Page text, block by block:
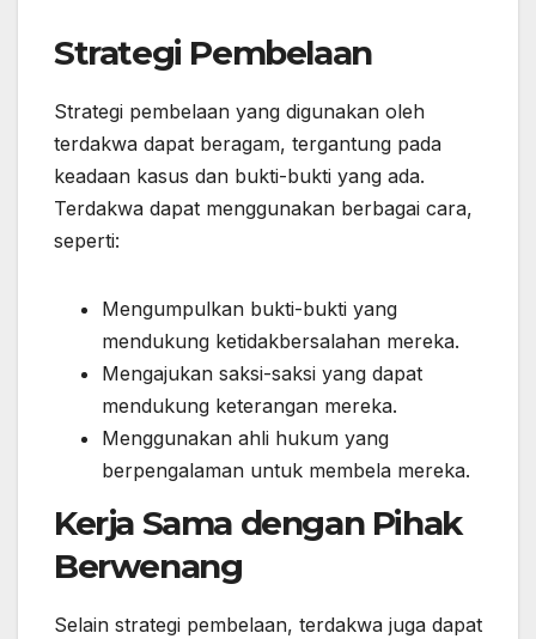
Strategi Pembelaan
Strategi pembelaan yang digunakan oleh
terdakwa dapat beragam, tergantung pada
keadaan kasus dan bukti-bukti yang ada.
Terdakwa dapat menggunakan berbagai cara,
seperti:
Mengumpulkan bukti-bukti yang
mendukung ketidakbersalahan mereka.
Mengajukan saksi-saksi yang dapat
mendukung keterangan mereka.
Menggunakan ahli hukum yang
berpengalaman untuk membela mereka.
Kerja Sama dengan Pihak
Berwenang
Selain strategi pembelaan, terdakwa juga dapat